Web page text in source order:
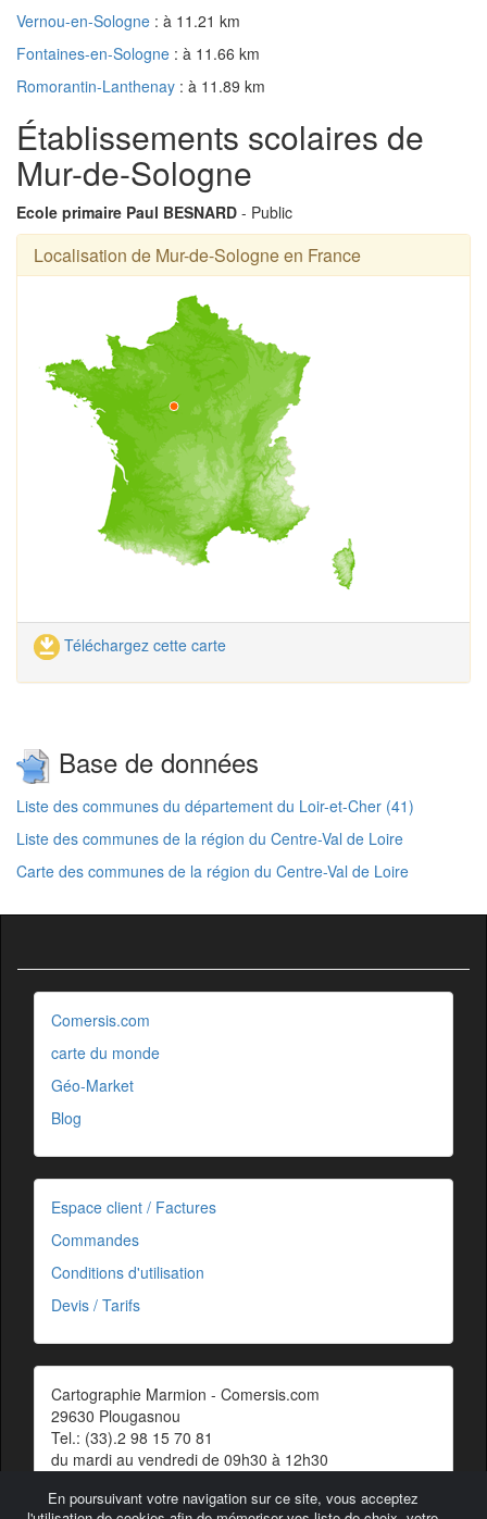
Vernou-en-Sologne : à 11.21 km
Fontaines-en-Sologne : à 11.66 km
Romorantin-Lanthenay : à 11.89 km
Établissements scolaires de
Mur-de-Sologne
Ecole primaire Paul BESNARD - Public
Localisation de Mur-de-Sologne en France
Téléchargez cette carte
Base de données
Liste des communes du département du Loir-et-Cher (41)
Liste des communes de la région du Centre-Val de Loire
Carte des communes de la région du Centre-Val de Loire
En poursuivant votre navigation sur ce site, vous acceptez
Comersis.com
carte du monde
Géo-Market
Blog
Espace client / Factures
Commandes
Conditions d'utilisation
Devis / Tarifs
Cartographie Marmion - Comersis.com
29630 Plougasnou
Tel.: (33).2 98 15 70 81
du mardi au vendredi de 09h30 à 12h30
Contact